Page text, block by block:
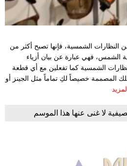
النظارات الشمسية، فإنها تصبح أكثر من
الشمس، فهي عبارة عن بيان أزياء
الشمسية كما تفعلين مع أي قطعة
المصممة خصيصاً لكِ تماماً مثل الجينز أو
المزيد
لا غنى عنها هذا الموسم